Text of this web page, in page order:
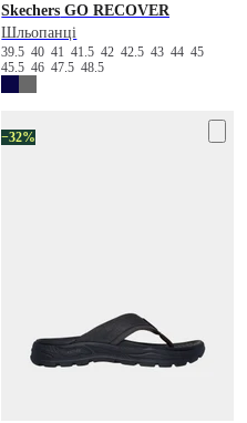
Skechers GO RECOVER
Шльопанці
39.5404141.54242.5434445
45.54647.548.5
−32%